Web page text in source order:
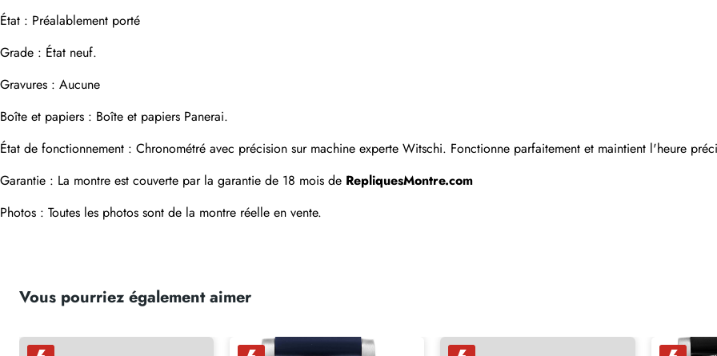
État : Préalablement porté
Grade : État neuf.
Gravures : Aucune
Boîte et papiers : Boîte et papiers Panerai.
État de fonctionnement : Chronométré avec précision sur machine experte Witschi. Fonctionne parfaitement et maintient l'heure
Garantie : La montre est couverte par la garantie de 18 mois de RepliquesMontre.com
Photos : Toutes les photos sont de la montre réelle en vente.
Vous pourriez également aimer